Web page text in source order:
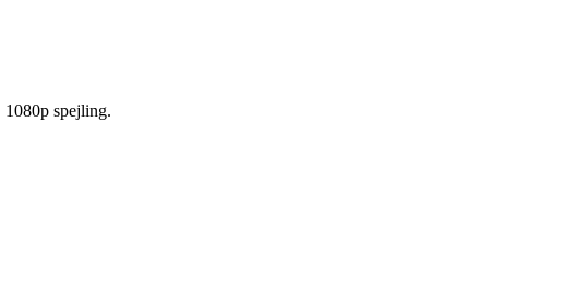
1080p spejling.